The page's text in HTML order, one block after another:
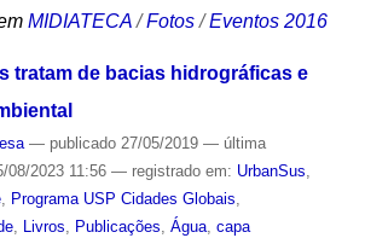
MIDIATECA /Fotos /Eventos 2016
tratam de bacias hidrográficas e
— publicado27/05/2019 — última
08/2023 11:56 — registrado em: UrbanSus,
, Programa USP Cidades Globais,
, Livros, Publicações, Água, capa